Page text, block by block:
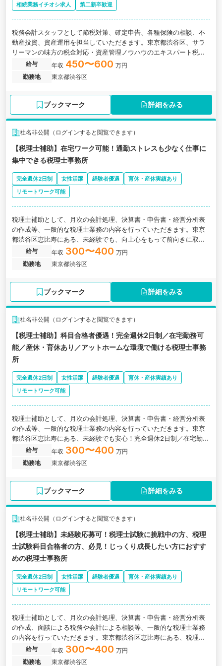
相続業務イチオシ求人
第二新卒歓迎
税務会計スタッフとして節税対策、確定申告、各種保険の相談、不
動産投資、資産運用を担当していただきます。東京都渋谷区、サラ
リーマンの味方の税金対応・資産管理ノウハウのエキスパート税理
士事務所の求人です。
給与 年収 450〜600 万円
勤務地
東京都渋谷区
ブックマーク 詳細をみる
社名非公開（ログインすると閲覧できます）
【税理士補助】在宅ワーク可能！通勤ストレスも少なく仕事に
集中できる税理士事務所
完全週休2日制 女性活躍 経験者優遇
育休・産休実績あり
リモートワーク可能
税理士補助として、月次の会計処理、決算書・申告書・経営分析表
の作成等、一般的な税理士業務の内容を行っていただきます。東京
都渋谷区恵比寿にある、未経験でも、向上心をもって前向きに取り
組める方におすすめの理士事務所です。
給与 年収 300〜400 万円
勤務地
東京都渋谷区
ブックマーク 詳細をみる
社名非公開（ログインすると閲覧できます）
【税理士補助】科目合格者優遇！完全週休2日制／在宅勤務可
能／産休・育休あり／アットホームな環境で働ける税理士事務
所
完全週休2日制 女性活躍 経験者優遇
育休・産休実績あり
リモートワーク可能
税理士補助として、月次の会計処理、決算書・申告書・経営分析表
の作成等、一般的な税理士業務の内容を行っていただきます。東京
都渋谷区恵比寿にある、未経験でも安心！完全週休2日制／在宅勤務
可能／アットホームな環境で働ける税理士事務所です。
給与 年収 300〜400 万円
勤務地
東京都渋谷区
ブックマーク 詳細をみる
社名非公開（ログインすると閲覧できます）
【税理士補助】未経験応募可！税理士試験に挑戦中の方、税理
士試験科目合格者の方、必見！じっくり成長したい方におすす
めの税理士事務所
完全週休2日制 女性活躍 経験者優遇
育休・産休実績あり
リモートワーク可能
税理士補助として、月次の会計処理、決算書・申告書・経営分析表
の作成、面談による税務や会計による相談等、一般的な税理士業務
の内容を行っていただきます。東京都渋谷区恵比寿にある、税理士
試験に挑戦中の方におすすめの税理士事務所です。
給与 年収 300〜400 万円
勤務地
東京都渋谷区